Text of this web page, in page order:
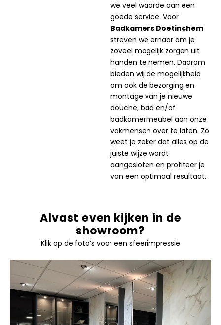
we veel waarde aan een
goede service. Voor
Badkamers Doetinchem
streven we ernaar om je
zoveel mogelijk zorgen uit
handen te nemen. Daarom
bieden wij de mogelijkheid
om ook de bezorging en
montage van je nieuwe
douche, bad en/of
badkamermeubel aan onze
vakmensen over te laten. Zo
weet je zeker dat alles op de
juiste wijze wordt
aangesloten en profiteer je
van een optimaal resultaat.
Alvast even kijken in de
showroom?
Klik op de foto’s voor een sfeerimpressie